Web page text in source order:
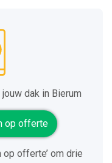
dak in Bierum
op offerte
op offerte’ om drie